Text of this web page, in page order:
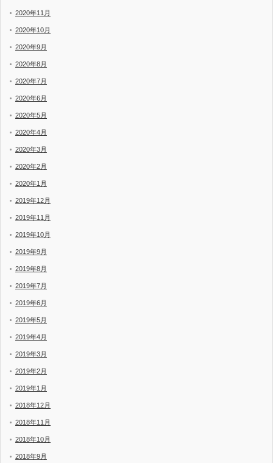
2020年11月
2020年10月
2020年9月
2020年8月
2020年7月
2020年6月
2020年5月
2020年4月
2020年3月
2020年2月
2020年1月
2019年12月
2019年11月
2019年10月
2019年9月
2019年8月
2019年7月
2019年6月
2019年5月
2019年4月
2019年3月
2019年2月
2019年1月
2018年12月
2018年11月
2018年10月
2018年9月